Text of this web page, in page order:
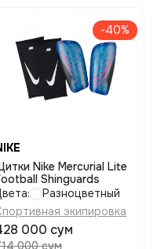
-40%
Nike Mercurial Lite
Shinguards
Разноцветный
экипировка
000 сум
000 сум